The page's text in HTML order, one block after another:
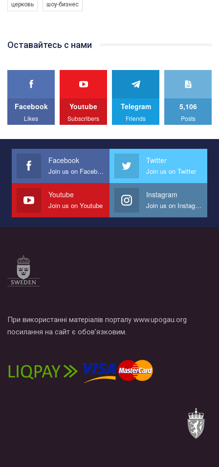
Якщо ти хочеш підтримати нас - просто натисни "лайк" під
best video, representing programme for the development of
We appeal to your support and ask to help us implement our plan
All you have to do is to press "Like" below the video.
Эмоционально сильный ролик от команды "Гей-альянс
представляющий программу развития организации.
Мы просим вас поддержать нас и помочь нам реализовать
наш план по борьбе с насилием и дискриминацией на почве
СОГИ в Украине.
Все, что вам нужно сделать - это зайти на наш канал YouTube
церковь шоу-бизнес
Оставайтесь с нами
Facebook
Likes
Youtube
Subscribers
Telegram
Friends
5,106
Posts
Facebook
Join us on Facebook
Twitter
Join us on Twitter
Youtube
Join us on Youtube
Instagram
Join us on Instagram
При використанні матеріалів порталу www.upogau.org
посилання на сайт є обов’язковим.